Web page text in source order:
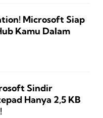
Microsoft Siap
Kamu Dalam
Sindir
Hanya 2,5 KB